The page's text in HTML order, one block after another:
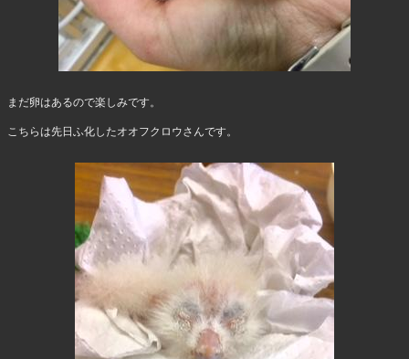
まだ卵はあるので楽しみです。
こちらは先日ふ化したオオフクロウさんです。